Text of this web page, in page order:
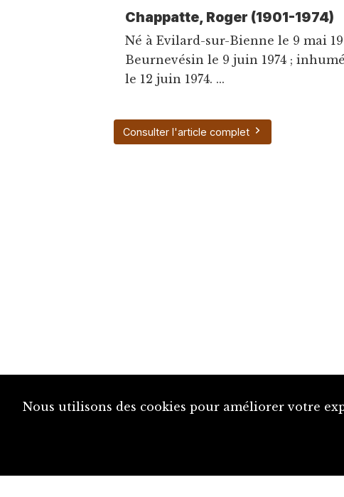
Chappatte, Roger (1901-1974)
Né à Evilard-sur-Bienne le 9 mai
Beurnevésin le 9 juin 1974 ;
le 12 juin 1974. ...
Consulter l'article complet
Nous utilisons des cookies pour améliorer votre